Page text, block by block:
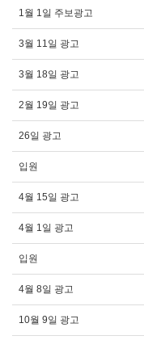
1월 1일 주보광고
3월 11일 광고
3월 18일 광고
2월 19일 광고
26일 광고
입원
4월 15일 광고
4월 1일 광고
입원
4월 8일 광고
10월 9일 광고